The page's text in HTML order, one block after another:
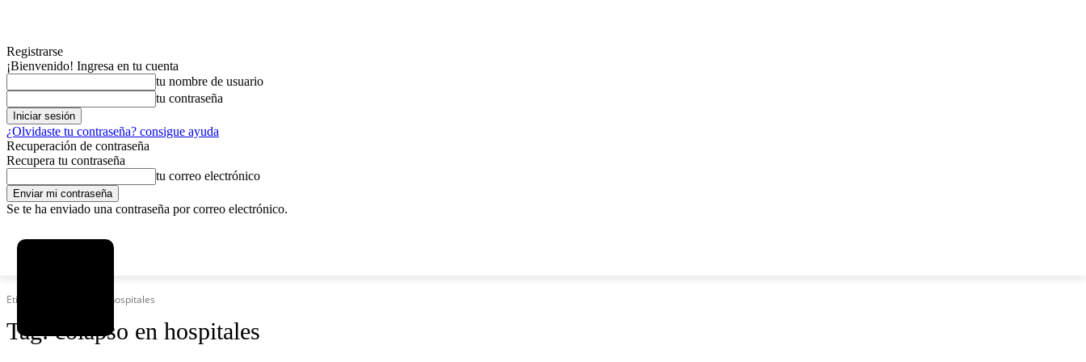
Registrarse
¡Bienvenido! Ingresa en tu cuenta
tu nombre de usuario
tu contraseña
¿Olvidaste tu contraseña? consigue ayuda
Recuperación de contraseña
Recupera tu contraseña
tu correo electrónico
Se te ha enviado una contraseña por correo electrónico.
Etiquetas Colapso en hospitales
Tag:colapso en hospitales